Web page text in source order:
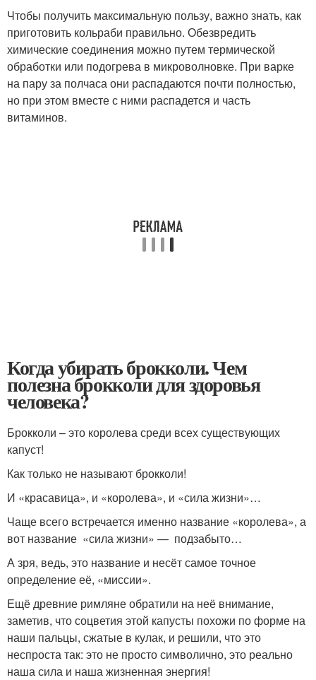
Чтобы получить максимальную пользу, важно знать, как
приготовить кольраби правильно. Обезвредить
химические соединения можно путем термической
обработки или подогрева в микроволновке. При варке
на пару за полчаса они распадаются почти полностью,
но при этом вместе с ними распадется и часть
витаминов.
Когда убирать брокколи. Чем
полезна брокколи для здоровья
человека?
Брокколи – это королева среди всех существующих
капуст!
Как только не называют брокколи!
И «красавица», и «королева», и «сила жизни»…
Чаще всего встречается именно название «королева», а
вот название «сила жизни» — подзабыто…
А зря, ведь, это название и несёт самое точное
определение её, «миссии».
Ещё древние римляне обратили на неё внимание,
заметив, что соцветия этой капусты похожи по форме на
наши пальцы, сжатые в кулак, и решили, что это
неспроста так: это не просто символично, это реально
наша сила и наша жизненная энергия!